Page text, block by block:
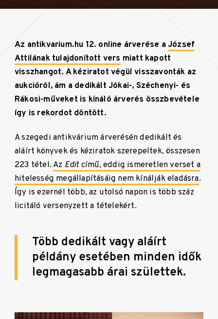
Az antikvarium.hu 12. online árverése aJózsef
Attilának tulajdonított vers miatt kapott
visszhangot. A kéziratot végül visszavonták az
aukcióról, ám a dedikált Jókai-, Széchenyi- és
Rákosi-műveket is kínáló árverés összbevétele
így is rekordot döntött.
A szegedi antikvárium árverésén dedikált és
aláírt könyvek és kéziratok szerepeltek, összesen
223 tétel. Az Editcímű, eddig ismeretlen verset a
hitelesség megállapításáig nem kínálják eladásra.
Így is ezernél több, az utolsó napon is több száz
licitáló versenyzett a tételekért.
Több dedikált vagy aláírt
példány esetében minden idők
legmagasabb árai születtek.